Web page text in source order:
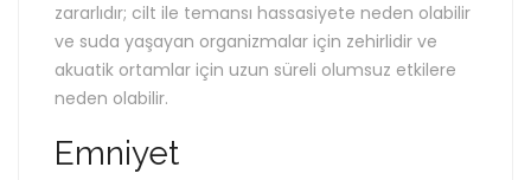
zararlıdır; cilt ile temansı hassasiyete neden olabilir
ve suda yaşayan organizmalar için zehirlidir ve
akuatik ortamlar için uzun süreli olumsuz etkilere
neden olabilir.
Emniyet